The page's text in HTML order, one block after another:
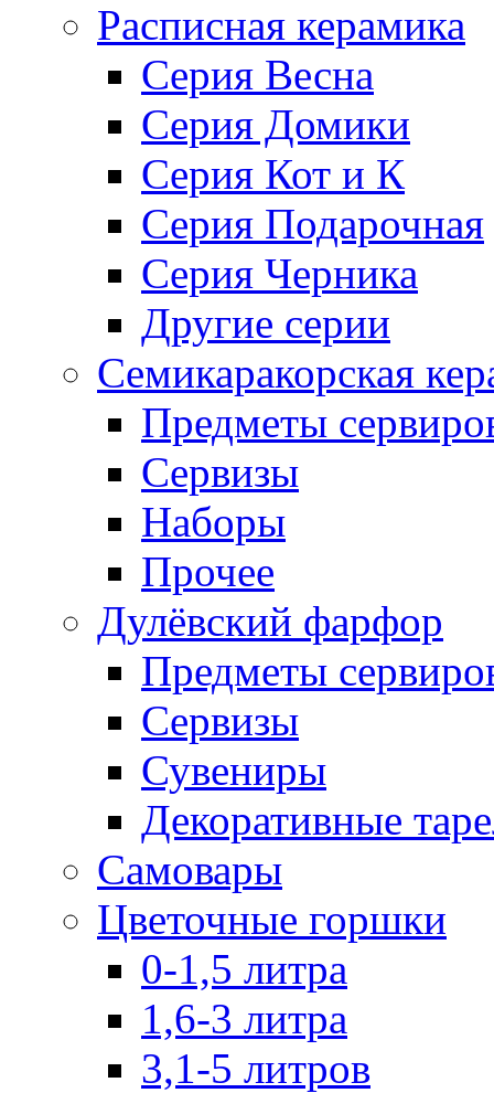
Расписная керамика
Серия Весна
Серия Домики
Серия Кот и К
Серия Подарочная
Серия Черника
Другие серии
Семикаракорская
Предметы
Сервизы
Наборы
Прочее
Дулёвский фарфор
Предметы
Сервизы
Сувениры
Декоративные
Самовары
Цветочные горшки
0-1,5 литра
1,6-3 литра
3,1-5 литров